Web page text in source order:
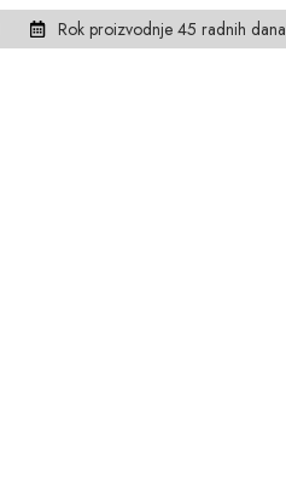
Rok proizvodnje 45 radnih dana